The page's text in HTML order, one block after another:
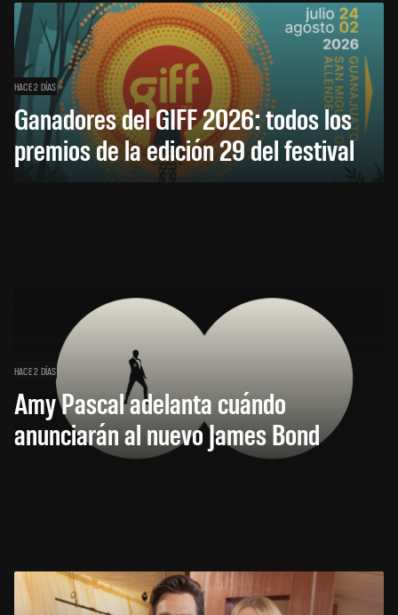
HACE 2 DÍAS
Ganadores del GIFF 2026: todos los
premios de la edición 29 del festival
HACE 2 DÍAS
Amy Pascal adelanta cuándo
anunciarán al nuevo James Bond